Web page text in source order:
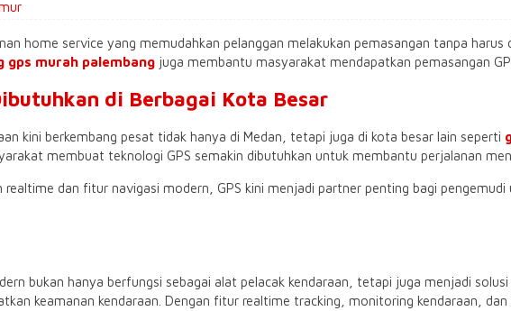
home service yang memudahkan pelanggan melakukan pemasangan tanpa harus
gps murah palembang juga membantu masyarakat mendapatkan pemasangan
di Berbagai Kota Besar
kini berkembang pesat tidak hanya di Medan, tetapi juga di kota besar lain seperti
membuat teknologi GPS semakin dibutuhkan untuk membantu perjalanan
realtime dan fitur navigasi modern, GPS kini menjadi partner penting bagi
bukan hanya berfungsi sebagai alat pelacak kendaraan, tetapi juga menjadi
keamanan kendaraan. Dengan fitur realtime tracking, monitoring kendaraan,